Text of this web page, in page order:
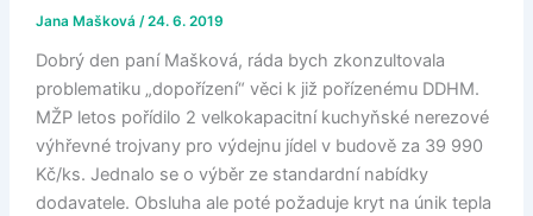
Jana Mašková /24. 6. 2019
Dobrý den paní Mašková, ráda bych zkonzultovala
problematiku „dopořízení“ věci k již pořízenému DDHM.
MŽP letos pořídilo 2 velkokapacitní kuchyňské nerezové
výhřevné trojvany pro výdejnu jídel v budově za 39 990
Kč/ks. Jednalo se o výběr ze standardní nabídky
dodavatele. Obsluha ale poté požaduje kryt na únik tepla